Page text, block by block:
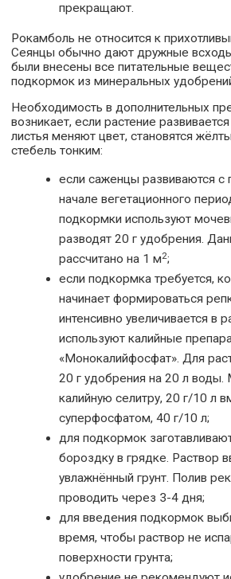
прекращают.
Рокамболь не относится к
Сеянцы обычно дают дружные
были внесены все питательные
подкормок из минеральных
Необходимость в дополнительных
возникает, если растение
листья меняют цвет, становятся
стебель тонким:
если саженцы развиваются с
начале вегетационного
подкормки используют
разводят 20 г удобрения.
рассчитано на 1 м2;
если подкормка требуется,
начинает формироваться
интенсивно увеличивается в
используют калийные
«Монокалийфосфат». Для
20 г удобрения на 20 л
калийную селитру, 20 г/10 л
суперфосфатом, 40 г/10 л;
для подкормок
бороздку в грядке. Раствор
увлажнённый грунт. Полив
проводить через 3-4 дня;
для введения подкормок
время, чтобы раствор не
поверхности грунта;